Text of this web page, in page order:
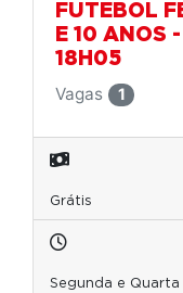
FUTEBOL
E 10 ANOS
18H05
Vagas
1
Grátis
Segunda e Quarta